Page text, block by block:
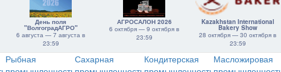
День поля
"ВолгоградАГРО"
6 августа — 7 августа в
23:59
АГРОСАЛОН 2026
6 октября — 9 октября в
23:59
Kazakhstan International
Bakery Show
28 октября — 30 октября в
23:59
Рыбная
Сахарная
Кондитерская
Масложировая